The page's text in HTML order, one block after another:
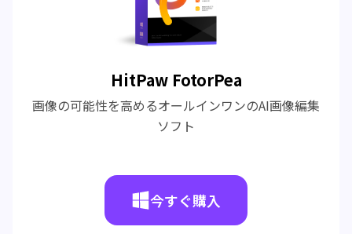
HitPaw FotorPea
画像の可能性を高めるオールインワンのAI画像編集
ソフト
今すぐ購入